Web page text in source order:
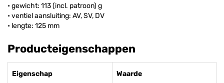
• gewicht: 113 (incl. patroon) g
• ventiel aansluiting: AV, SV, DV
• lengte: 125 mm
Producteigenschappen
Eigenschap Waarde